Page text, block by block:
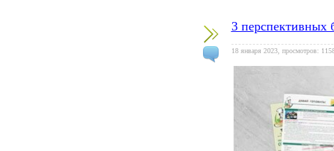
3 перспективных
18 января 2023, просмотров: